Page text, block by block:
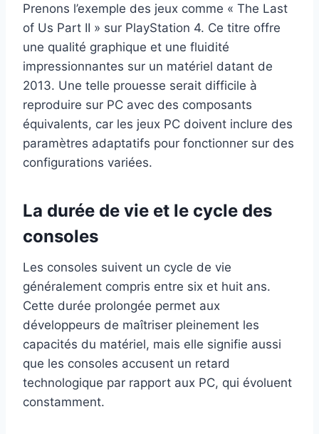
Prenons l’exemple des jeux comme « The Last
of Us Part II » sur PlayStation 4. Ce titre offre
une qualité graphique et une fluidité
impressionnantes sur un matériel datant de
2013. Une telle prouesse serait difficile à
reproduire sur PC avec des composants
équivalents, car les jeux PC doivent inclure des
paramètres adaptatifs pour fonctionner sur des
configurations variées.
La durée de vie et le cycle des
consoles
Les consoles suivent un cycle de vie
généralement compris entre six et huit ans.
Cette durée prolongée permet aux
développeurs de maîtriser pleinement les
capacités du matériel, mais elle signifie aussi
que les consoles accusent un retard
technologique par rapport aux PC, qui évoluent
constamment.